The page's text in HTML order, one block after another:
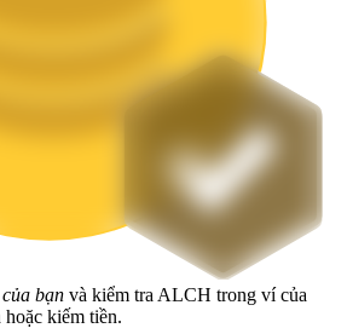
kiếm được các token phổ biến.
bạn và kiểm tra ALCH trong ví của
hoặc kiếm tiền.